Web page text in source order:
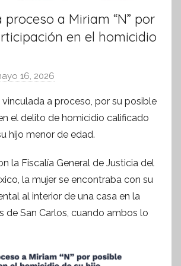
a Miriam “N” por
en el homicidio
16, 2026
r
S
t
e
s
i
n
vinculada a proceso, por su posible
el delito de homicidio calificado
hijo menor de edad.
la Fiscalía General de Justicia del
la mujer se encontraba con su
al interior de una casa en la
de San Carlos, cuando ambos lo